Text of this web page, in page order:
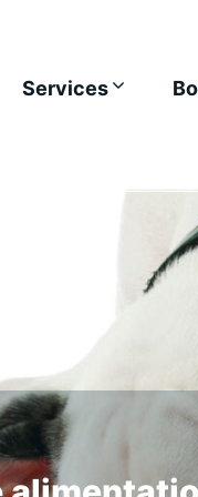
Services